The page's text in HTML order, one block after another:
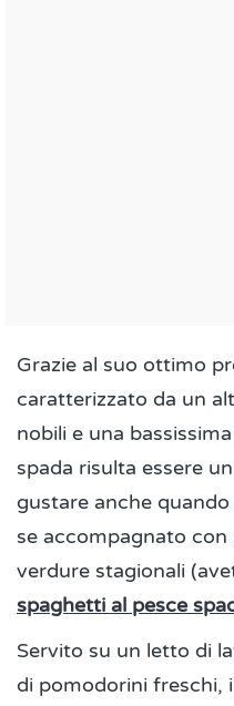
Grazie al suo ottimo
caratterizzato da un
nobili e una
spada risulta essere
gustare anche
se accompagnato
verdure stagionali
spaghetti al pesce
Servito su un letto di
di pomodorini freschi,